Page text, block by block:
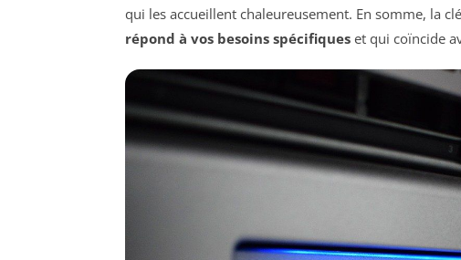
qui les accueillent chaleureusement. En somme, la
répond à vos besoins spécifiques et qui coïncide